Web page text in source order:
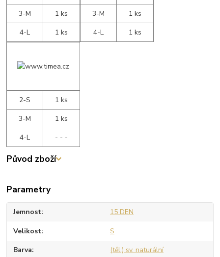
3-M
1 ks
4-L
1 ks
3-M
1 ks
4-L
1 ks
2-S
1 ks
3-M
1 ks
4-L
- - -
Původ zboží
Parametry
Jemnost 15 DEN
Velikost S
Barva (těl.) sv. naturální